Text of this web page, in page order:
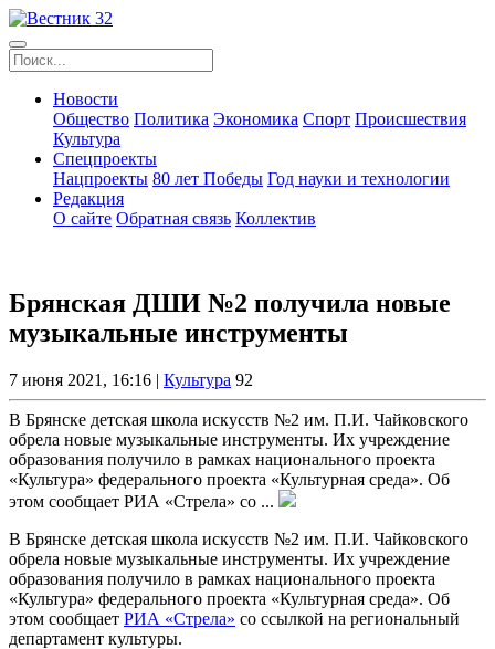
Новости
Общество Политика Экономика Спорт Происшествия
Культура
Спецпроекты
Нацпроекты 80 лет Победы Год науки и технологии
Редакция
О сайте Обратная связь Коллектив
Брянская ДШИ №2 получила новые
музыкальные инструменты
7 июня 2021, 16:16 | Культура 92
В Брянске детская школа искусств №2 им. П.И. Чайковского
обрела новые музыкальные инструменты. Их учреждение
образования получило в рамках национального проекта
«Культура» федерального проекта «Культурная среда». Об
этом сообщает РИА «Стрела» со ...
В Брянске детская школа искусств №2 им. П.И. Чайковского
обрела новые музыкальные инструменты. Их учреждение
образования получило в рамках национального проекта
«Культура» федерального проекта «Культурная среда». Об
этом сообщает РИА «Стрела» со ссылкой на региональный
департамент культуры.